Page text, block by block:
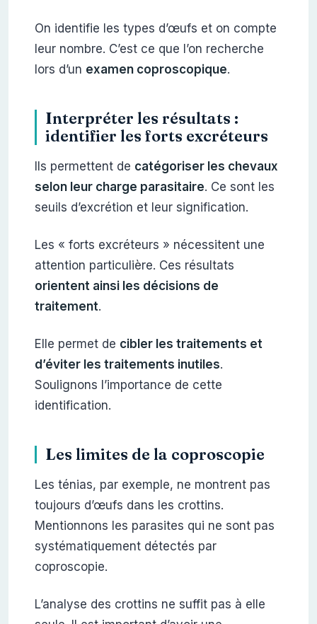
On identifie les types d’œufs et on compte
leur nombre. C’est ce que l’on recherche
lors d’un examen coproscopique.
Interpréter les résultats :
identifier les forts excréteurs
Ils permettent de catégoriser les chevaux
selon leur charge parasitaire. Ce sont les
seuils d’excrétion et leur signification.
Les « forts excréteurs » nécessitent une
attention particulière. Ces résultats
orientent ainsi les décisions de
traitement.
Elle permet de cibler les traitements et
d’éviter les traitements inutiles.
Soulignons l’importance de cette
identification.
Les limites de la coproscopie
Les ténias, par exemple, ne montrent pas
toujours d’œufs dans les crottins.
Mentionnons les parasites qui ne sont pas
systématiquement détectés par
coproscopie.
L’analyse des crottins ne suffit pas à elle